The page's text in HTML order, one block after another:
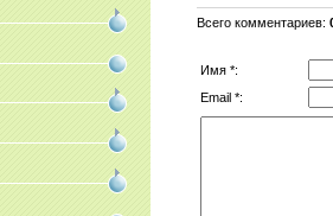
Всего комментариев:
Имя *:
Email *: